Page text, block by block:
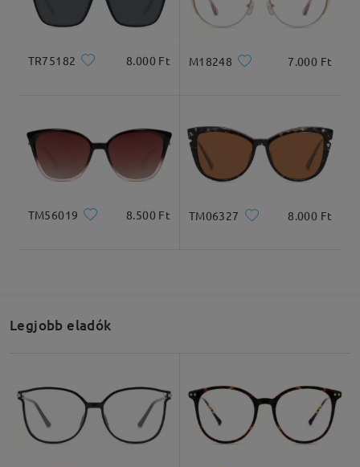
Teljes szélesség
127mm/ 5.00in
Szárhossz
140mm/ 5.51in
Kiszállítva
TR75182 8.000 Ft M18248 7.000 Ft
TM56019 8.500 Ft TM06327 8.000 Ft
Legjobb eladók